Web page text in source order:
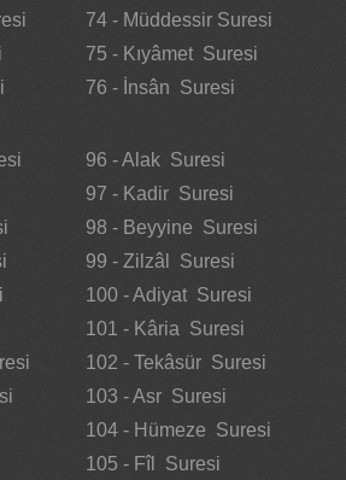
74 - Müddessir Suresi
75 - Kıyâmet Suresi
76 - İnsân Suresi
96 - Alak Suresi
97 - Kadir Suresi
98 - Beyyine Suresi
99 - Zilzâl Suresi
100 - Adiyat Suresi
101 - Kâria Suresi
102 - Tekâsür Suresi
103 - Asr Suresi
104 - Hümeze Suresi
105 - Fîl Suresi